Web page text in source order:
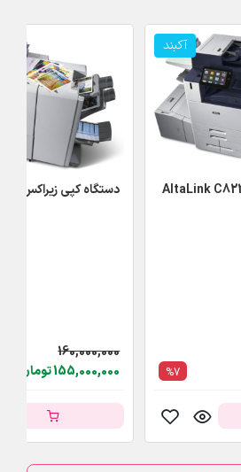
آکبند
%7
دستگاه کپی زیراکس AltaLink C8135
160,000,000
155,000,000 تومان